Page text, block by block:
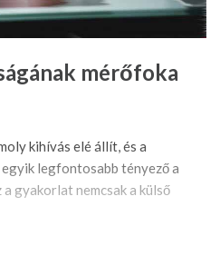
mérőfoka
kihívás elé állít, és a
legfontosabb tényező a
gyakorlat nemcsak a külső